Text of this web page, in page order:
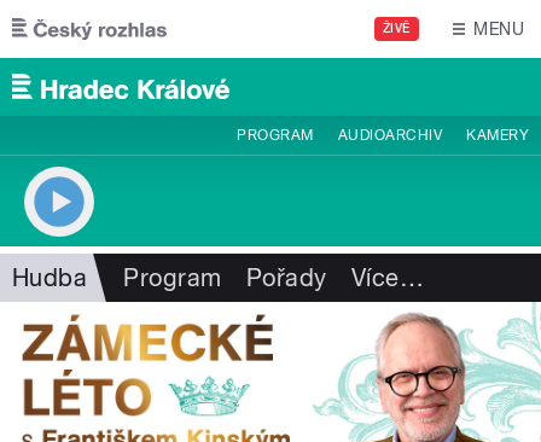
Přejít k hlavnímu obsahu
ŽIVĚ MENU
PROGRAM AUDIOARCHIV KAMERY
Hudba Program Pořady Více…